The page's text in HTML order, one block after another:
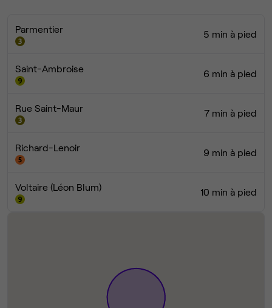
Parmentier 5 min à pied
Saint-Ambroise 6 min à pied
Rue Saint-Maur 7 min à pied
Richard-Lenoir 9 min à pied
Voltaire (Léon Blum) 10 min à pied